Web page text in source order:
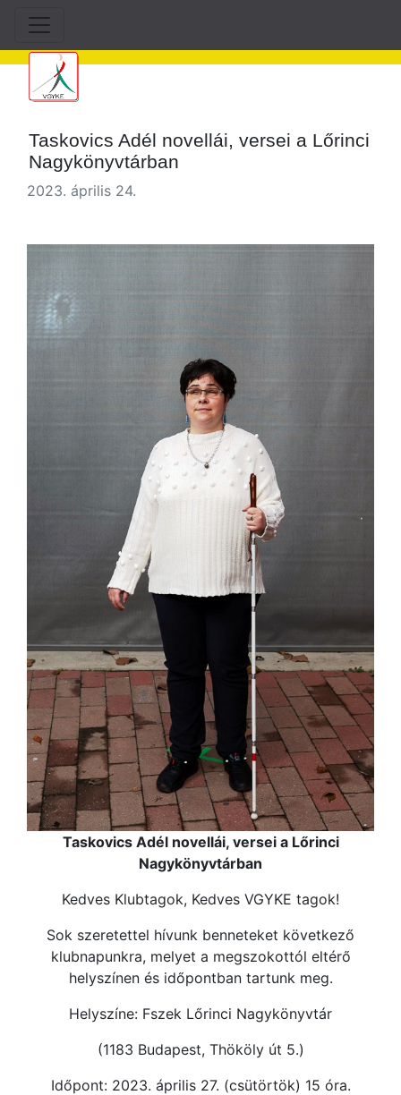
Taskovics Adél novellái, versei a Lőrinci
Nagykönyvtárban
2023. április 24.
Taskovics Adél novellái, versei a Lőrinci
Nagykönyvtárban
Kedves Klubtagok, Kedves VGYKE tagok!
Sok szeretettel hívunk benneteket következő
klubnapunkra, melyet a megszokottól eltérő
helyszínen és időpontban tartunk meg.
Helyszíne: Fszek Lőrinci Nagykönyvtár
(1183 Budapest, Thököly út 5.)
Időpont: 2023. április 27. (csütörtök) 15 óra.